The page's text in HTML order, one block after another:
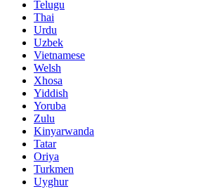
Telugu
Thai
Urdu
Uzbek
Vietnamese
Welsh
Xhosa
Yiddish
Yoruba
Zulu
Kinyarwanda
Tatar
Oriya
Turkmen
Uyghur